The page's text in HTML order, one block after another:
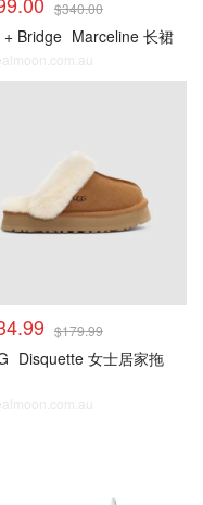
$340.00
+ Bridge Marceline 长裙
$179.99
Disquette 女士居家拖